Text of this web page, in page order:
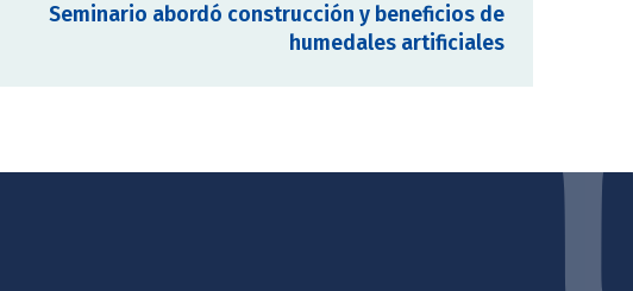
Seminario abordó construcción y beneficios de
humedales artificiales